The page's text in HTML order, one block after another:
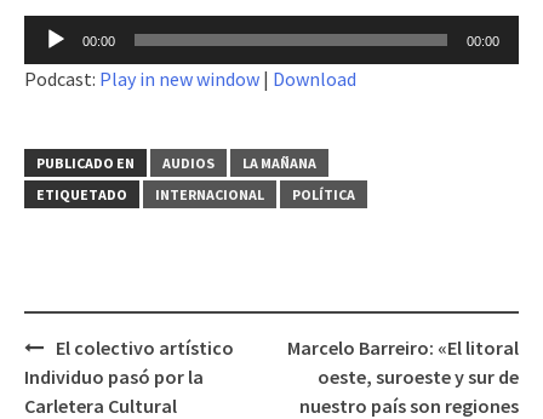
Reproductor
de
audio
00:00 00:00
Podcast: Play in new window | Download
PUBLICADO EN AUDIOS
LA MAÑANA
ETIQUETADO
INTERNACIONAL POLÍTICA
Navegación
de
El colectivo artístico
Individuo pasó por la
Carletera Cultural
Marcelo Barreiro: «El litoral
oeste, suroeste y sur de
nuestro país son regiones